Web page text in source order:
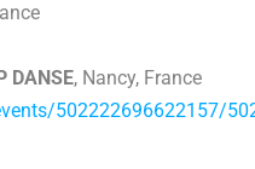
DANSE, Nancy, France
502222696622157/